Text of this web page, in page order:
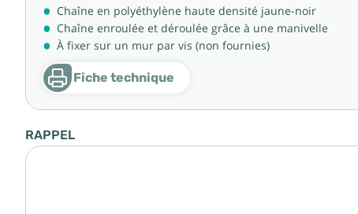
Chaîne en polyéthylène haute densité jaune-noir
Chaîne enroulée et déroulée grâce à une manivelle
À fixer sur un mur par vis (non fournies)
Fiche technique
RAPPEL